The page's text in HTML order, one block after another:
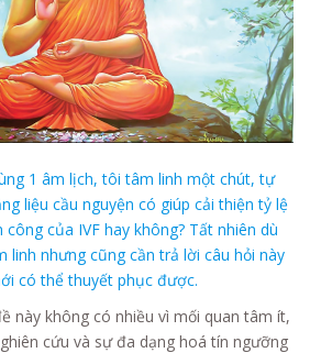
1 âm lịch, tôi tâm linh một chút, tự
liệu cầu nguyện có giúp cải thiện tỷ lệ
công của IVF hay không? Tất nhiên dù
linh nhưng cũng cần trả lời câu hỏi này
có thể thuyết phục được.
này không có nhiều vì mối quan tâm ít,
cứu và sự đa dạng hoá tín ngưỡng